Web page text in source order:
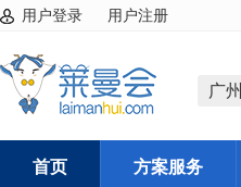
用户登录 用户注册
广州
首页 方案服务